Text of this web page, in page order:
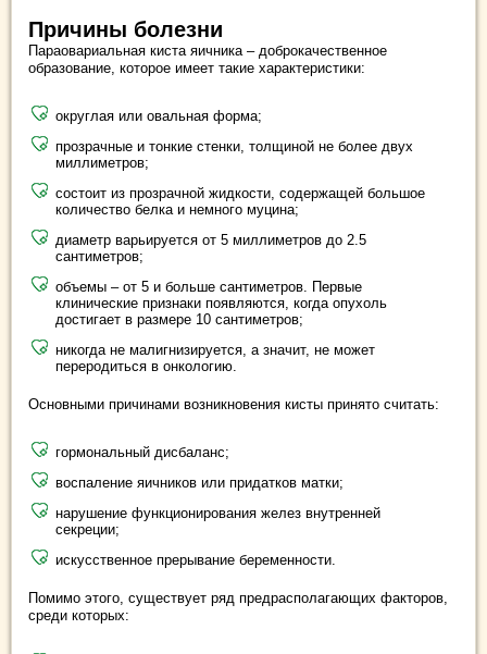
Причины болезни
Параовариальная киста яичника – доброкачественное
образование, которое имеет такие характеристики:
округлая или овальная форма;
прозрачные и тонкие стенки, толщиной не более двух
миллиметров;
состоит из прозрачной жидкости, содержащей большое
количество белка и немного муцина;
диаметр варьируется от 5 миллиметров до 2.5
сантиметров;
объемы – от 5 и больше сантиметров. Первые
клинические признаки появляются, когда опухоль
достигает в размере 10 сантиметров;
никогда не малигнизируется, а значит, не может
переродиться в онкологию.
Основными причинами возникновения кисты принято считать:
гормональный дисбаланс;
воспаление яичников или придатков матки;
нарушение функционирования желез внутренней
секреции;
искусственное прерывание беременности.
Помимо этого, существует ряд предрасполагающих факторов,
среди которых: